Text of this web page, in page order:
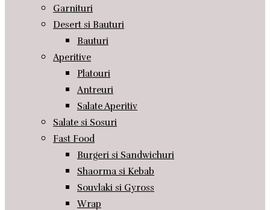
Garnituri
Desert si Bauturi
Bauturi
Aperitive
Platouri
Antreuri
Salate Aperitiv
Salate si Sosuri
Fast Food
Burgeri si Sandwichuri
Shaorma si Kebab
Souvlaki si Gyross
Wrap